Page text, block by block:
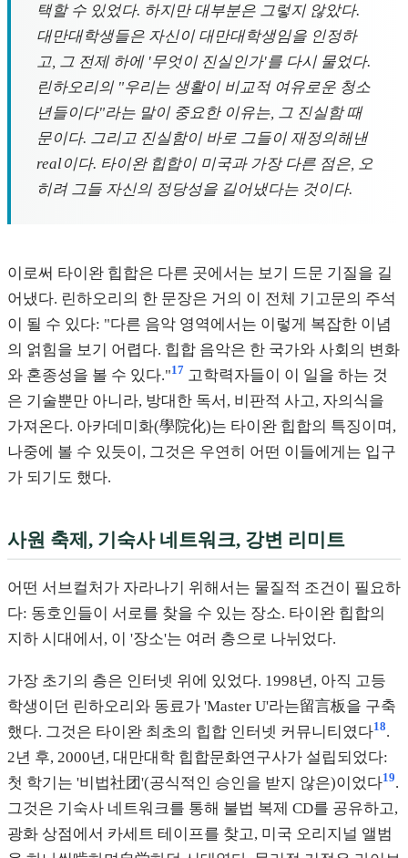
택할 수 있었다. 하지만 대부분은 그렇지 않았다.
대만대학생들은 자신이 대만대학생임을 인정하
고, 그 전제 하에 '무엇이 진실인가'를 다시 물었다.
린하오리의 "우리는 생활이 비교적 여유로운 청소
년들이다"라는 말이 중요한 이유는, 그 진실함 때
문이다. 그리고 진실함이 바로 그들이 재정의해낸
real이다. 타이완 힙합이 미국과 가장 다른 점은, 오
히려 그들 자신의 정당성을 길어냈다는 것이다.
이로써 타이완 힙합은 다른 곳에서는 보기 드문 기질을 길
어냈다. 린하오리의 한 문장은 거의 이 전체 기고문의 주석
이 될 수 있다: "다른 음악 영역에서는 이렇게 복잡한 이념
의 얽힘을 보기 어렵다. 힙합 음악은 한 국가와 사회의 변화
와 혼종성을 볼 수 있다."17 고학력자들이 이 일을 하는 것
은 기술뿐만 아니라, 방대한 독서, 비판적 사고, 자의식을
가져온다. 아카데미화(學院化)는 타이완 힙합의 특징이며,
나중에 볼 수 있듯이, 그것은 우연히 어떤 이들에게는 입구
가 되기도 했다.
사원 축제, 기숙사 네트워크, 강변 리미트
어떤 서브컬처가 자라나기 위해서는 물질적 조건이 필요하
다: 동호인들이 서로를 찾을 수 있는 장소. 타이완 힙합의
지하 시대에서, 이 '장소'는 여러 층으로 나뉘었다.
가장 초기의 층은 인터넷 위에 있었다. 1998년, 아직 고등
학생이던 린하오리와 동료가 'Master U'라는留言板을 구축
했다. 그것은 타이완 최초의 힙합 인터넷 커뮤니티였다18.
2년 후, 2000년, 대만대학 힙합문화연구사가 설립되었다:
첫 학기는 '비법社团'(공식적인 승인을 받지 않은)이었다19.
그것은 기숙사 네트워크를 통해 불법 복제 CD를 공유하고,
광화 상점에서 카세트 테이프를 찾고, 미국 오리지널 앨범